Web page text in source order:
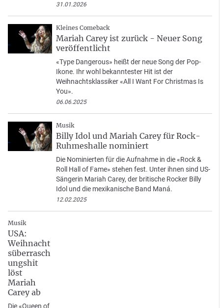
31.01.2026
Kleines Comeback
Mariah Carey ist zurück - Neuer Song
veröffentlicht
«Type Dangerous» heißt der neue Song der Pop-
Ikone. Ihr wohl bekanntester Hit ist der
Weihnachtsklassiker «All I Want For Christmas Is
You».
06.06.2025
Musik
Billy Idol und Mariah Carey für Rock-
Ruhmeshalle nominiert
Die Nominierten für die Aufnahme in die «Rock &
Roll Hall of Fame» stehen fest. Unter ihnen sind US-
Sängerin Mariah Carey, der britische Rocker Billy
Idol und die mexikanische Band Maná.
12.02.2025
Musik
USA:
Weihnacht
süberrasch
ungshit
löst
Mariah
Carey ab
Die «Queen of